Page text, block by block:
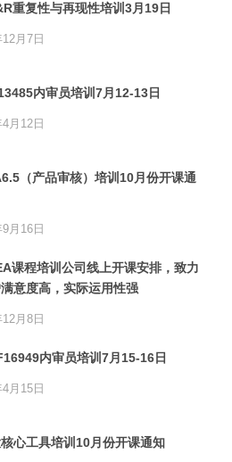
重复性与再现性培训3月19日
月7日
内审员培训7月12-13日
月12日
（产品审核）培训10月份开课通
月16日
课程培训公司线上开课安排，致力
意度高，实际运用性强
月8日
内审员培训7月15-16日
月15日
心工具培训10月份开课通知